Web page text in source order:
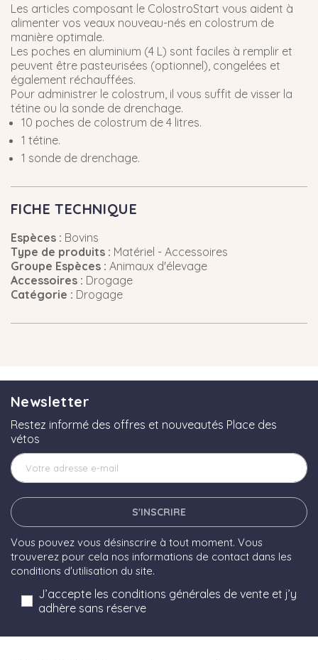
Les articles composant le ColostroStart vous aident à
alimenter vos veaux nouveau-nés en colostrum de
manière optimale.
Les poches en aluminium (4 L) sont faciles à remplir et
peuvent être pasteurisées (optionnel), congelées et
également réchauffées.
Pour administrer le colostrum, il vous suffit de visser la
tétine ou la sonde de drenchage.
10 poches de colostrum de 4 litres.
1 tétine.
1 sonde de drenchage.
FICHE TECHNIQUE
Espèces : Bovins
Type de produits : Matériel - Accessoires
Groupe Espèces : Animaux d'élevage
Accessoires : Drogage
Catégorie : Drogage
Newsletter
Restez informé des offres et nouveautés Place des
vétos
S'INSCRIRE
Vous pouvez vous désinscrire à tout moment. Vous
trouverez pour cela nos informations de contact dans les
conditions d'utilisation du site.
J’accepte les conditions générales de vente et j’y
adhère sans réserve